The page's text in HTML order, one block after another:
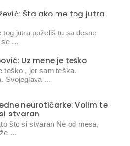
Šta ako me tog jutra
tog jutra poželiš tu sa desne
...
Uz mene je teško
teško , jer sam teška.
Svojeglava ...
neurotičarke: Volim te
stvaran
što si stvaran Ne od mesa,
...